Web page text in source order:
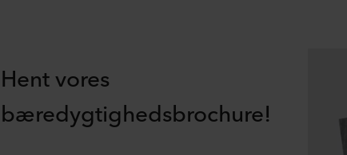
Hent vores
bæredygtighedsbrochure!